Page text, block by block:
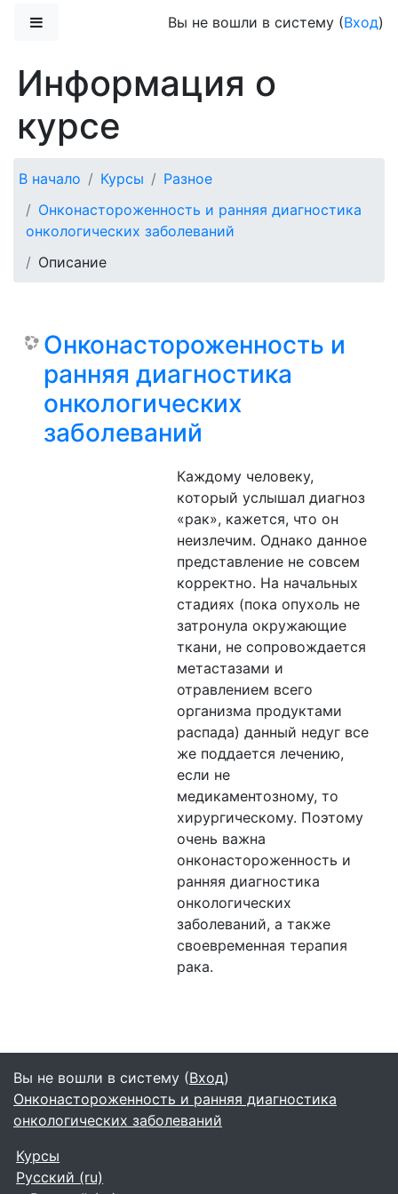
Вы не вошли в систему (Вход)
Информация о
курсе
В начало Курсы
Разное
Онконастороженность и ранняя диагностика
онкологических заболеваний
Описание
Онконастороженность и
ранняя диагностика
онкологических
заболеваний
Каждому человеку,
который услышал диагноз
«рак», кажется, что он
неизлечим. Однако данное
представление не совсем
корректно. На начальных
стадиях (пока опухоль не
затронула окружающие
ткани, не сопровождается
метастазами и
отравлением всего
организма продуктами
распада) данный недуг все
же поддается лечению,
если не
медикаментозному, то
хирургическому. Поэтому
очень важна
онконастороженность и
ранняя диагностика
онкологических
заболеваний, а также
своевременная терапия
рака.
Вы не вошли в систему (Вход)
Онконастороженность и ранняя диагностика
онкологических заболеваний
Курсы
Русский ‎(ru)‎